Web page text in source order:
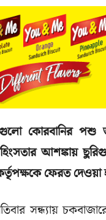
আশঙ্কায়
ফেরত দেওয়া
সন্ধ্যায়